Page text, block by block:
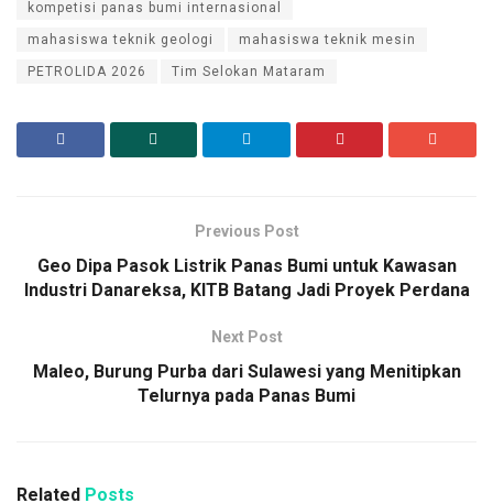
kompetisi panas bumi internasional
mahasiswa teknik geologi mahasiswa teknik mesin
PETROLIDA 2026 Tim Selokan Mataram
Previous Post
Geo Dipa Pasok Listrik Panas Bumi untuk Kawasan
Industri Danareksa, KITB Batang Jadi Proyek Perdana
Next Post
Maleo, Burung Purba dari Sulawesi yang Menitipkan
Telurnya pada Panas Bumi
Related Posts